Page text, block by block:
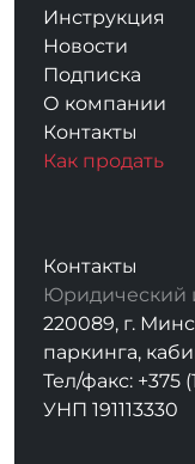
Инструкция
Новости
Подписка
О компании
Контакты
Как продать
Контакты
Юридический
220089, г.
паркинга,
Тел/факс: +375
УНП 191113330